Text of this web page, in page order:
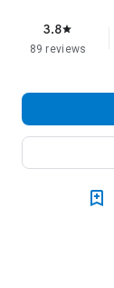
3.8star
89 reviews